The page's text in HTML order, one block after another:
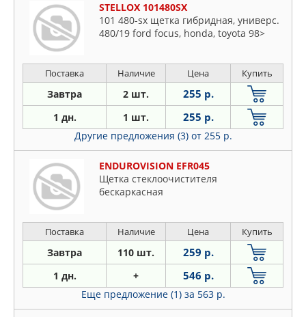
STELLOX 101480SX
101 480-sx щетка гибридная, универс.
480/19 ford focus, honda, toyota 98>
Поставка Наличие Цена Купить
Завтра 2 шт. 255 р.
1 дн. 1 шт. 255 р.
Другие предложения (3) от 255 р.
ENDUROVISION EFR045
Щетка стеклоочистителя
бескаркасная
Поставка Наличие Цена Купить
Завтра 110 шт. 259 р.
1 дн. + 546 р.
Еще предложение (1) за 563 р.